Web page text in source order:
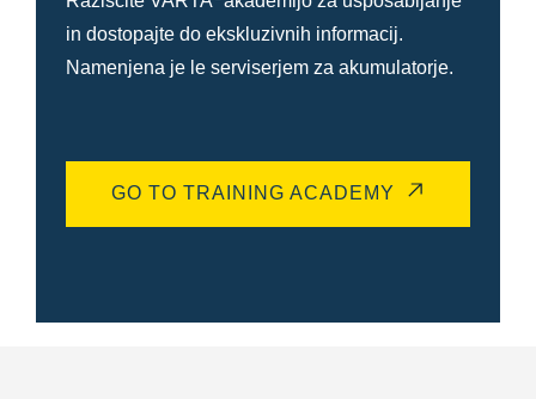
in dostopajte do ekskluzivnih informacij.
Namenjena je le serviserjem za akumulatorje.
GO TO TRAINING ACADEMY